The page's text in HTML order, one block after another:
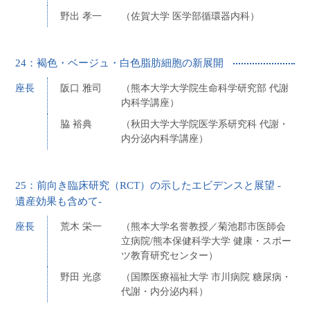
野出 孝一 （佐賀大学 医学部循環器内科）
24：褐色・ベージュ・白色脂肪細胞の新展開
座長 阪口 雅司
（熊本大学大学院生命科学研究部 代謝
内科学講座）
脇 裕典
（秋田大学大学院医学系研究科 代謝・
内分泌内科学講座）
25：前向き臨床研究（RCT）の示したエビデンスと展望 -
遺産効果も含めて-
座長 荒木 栄一
（熊本大学名誉教授／菊池郡市医師会
立病院/熊本保健科学大学 健康・スポー
ツ教育研究センター）
野田 光彦
（国際医療福祉大学 市川病院 糖尿病・
代謝・内分泌内科）